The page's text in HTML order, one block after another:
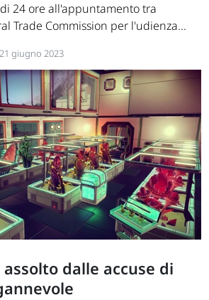
24 ore all'appuntamento tra
Trade Commission per l'udienza...
21 giugno 2023
assolto dalle accuse di